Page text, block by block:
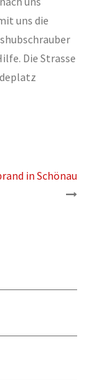
uns die
Die Strasse
in Schönau